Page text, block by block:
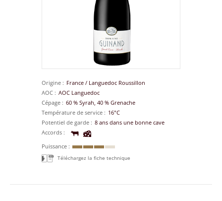
Origine France / Languedoc Roussillon
AOC
AOC Languedoc
Cépage
60 % Syrah, 40 % Grenache
Température de service
16°C
Potentiel de garde
8 ans dans une bonne cave
Accords
Puissance
Téléchargez la fiche technique